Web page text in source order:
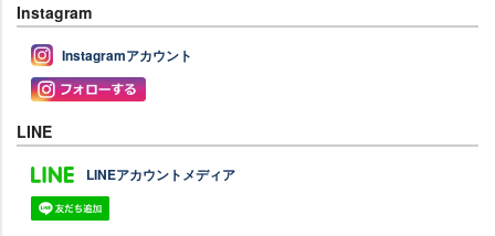
Instagram
Instagramアカウント
LINE
LINEアカウントメディア